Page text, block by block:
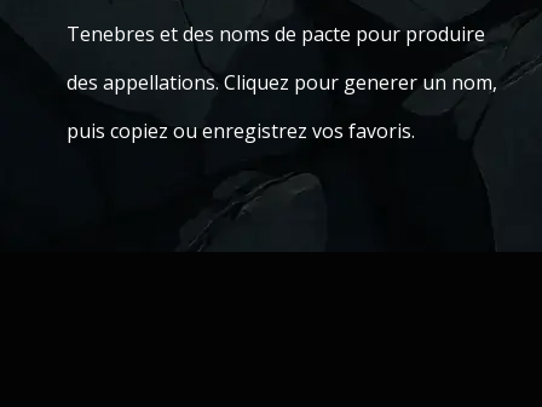
Tenebres et des noms de pacte pour produire
des appellations. Cliquez pour generer un nom,
puis copiez ou enregistrez vos favoris.